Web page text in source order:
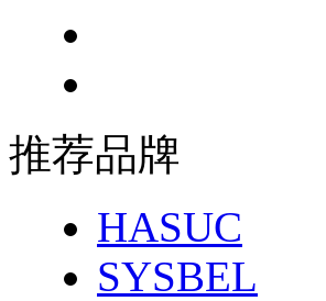
推荐品牌
HASUC
SYSBEL